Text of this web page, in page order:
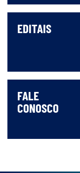
EDITAIS
FALE
CONOSCO